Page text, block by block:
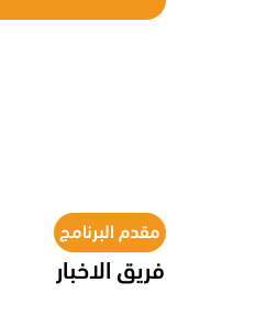
مقدم البرنامج
فريق الاخبار